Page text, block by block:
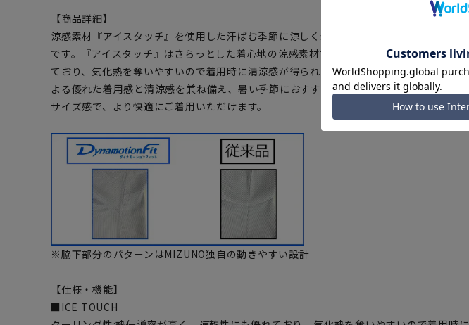
【商品詳細】
涼感素材『アイスタッチ』を使用した汗ばむ季節に涼しく着用いただける半袖ワイシャツ
です。『アイスタッチ』はさらっとした着心地の涼感素材で熱伝導率が高く速乾性に優れ
ており、気化熱を奪いやすいので着用時に清涼感が得られます。Dynamotion Fit設計に
よる優れた着用感と清涼感を兼ね備え、暑い季節におすすめです。従来ほど細身ではない
サイズ感で、より快適にご着用いただけます。
※脇下部分のパターンはMIZUNO独自の動きやすい設計
【仕様・機能】
■ICE TOUCH